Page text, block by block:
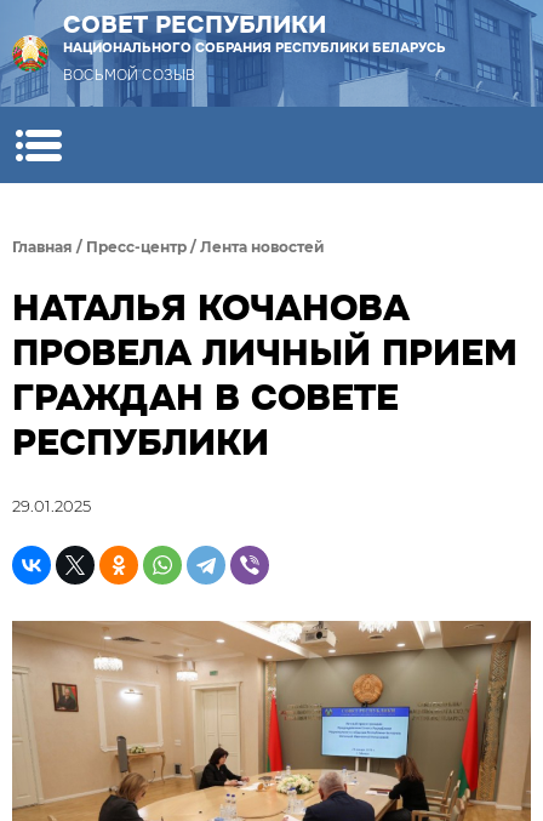
СОВЕТ РЕСПУБЛИКИ
НАЦИОНАЛЬНОГО СОБРАНИЯ РЕСПУБЛИКИ БЕЛАРУСЬ
ВОСЬМОЙ СОЗЫВ
Главная / Пресс-центр / Лента новостей
НАТАЛЬЯ КОЧАНОВА
ПРОВЕЛА ЛИЧНЫЙ ПРИЕМ
ГРАЖДАН В СОВЕТЕ
РЕСПУБЛИКИ
29.01.2025